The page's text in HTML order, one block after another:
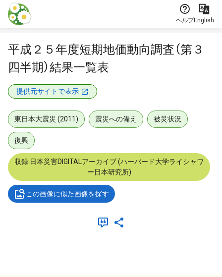
本文に飛ぶ
ヘルプEnglish
平成２５年度短期地価動向調査（第３
四半期）結果一覧表
提供元サイトで表示
東日本大震災 (2011) 震災への備え 被災状況
復興
収録:日本災害DIGITALアーカイブ (ハーバード大学ライシャワ
ー日本研究所)
この画像に似た画像を探す